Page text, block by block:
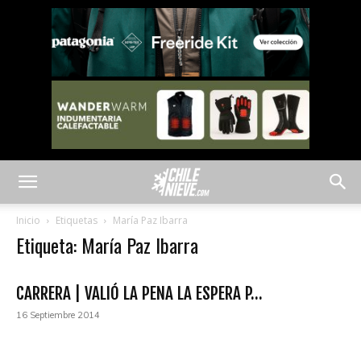
Inicio Etiquetas María Paz Ibarra
Etiqueta: María Paz Ibarra
CARRERA | VALIÓ LA PENA LA ESPERA P...
16 Septiembre 2014